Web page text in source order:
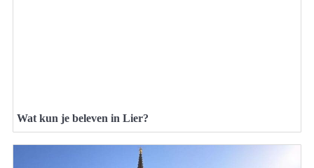
Wat kun je beleven in Lier?